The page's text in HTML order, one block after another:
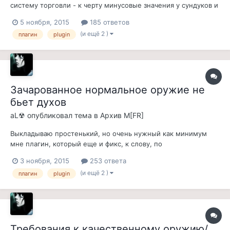
систему торговли - к черту минусовые значения у сундуков и
обворованный ссаный торговый сундук, а там опять куча
зелий... То же касается и трупа торговца, пока он не
5 ноября, 2015 185 ответов
плагин plugin (и ещё 2 )
Зачарованное нормальное оружие не
бьет духов
aL☢ опубликовал тема в Архив M[FR]
Выкладываю простенький, но очень нужный как минимум
мне плагин, который еще и фикс, к слову, по
оружие именно нормальным, т.е. им не заковырять духа или
даедру. В ванили половина зачарованного нормального
3 ноября, 2015 253 ответа
плагин plugin (и ещё 2 )